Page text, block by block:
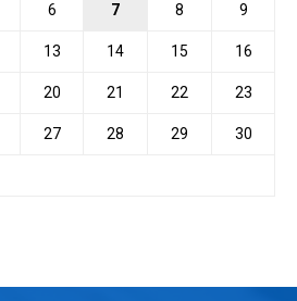
6 7 8 9
13 14 15 16
20 21 22 23
27 28 29 30